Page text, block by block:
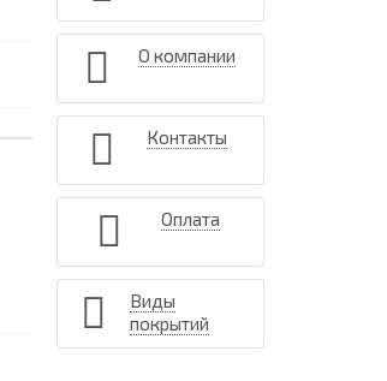
О компании
Контакты
Оплата
Виды
покрытий